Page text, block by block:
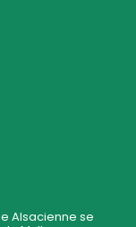
Alsacienne se